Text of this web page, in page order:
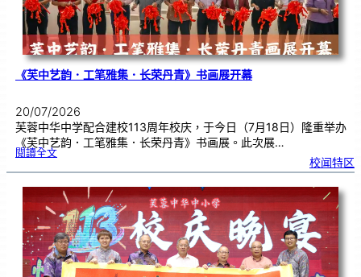
《芙中艺韵．工笔雅集．长荣丹青》书画展开幕
20/07/2026
芙蓉中华中学配合建校113周年校庆，于今日（7月18日）隆重举办
《芙中艺韵．工笔雅集．长荣丹青》书画展。此次展…
閱讀全文:《
艺
．
工
笔
雅
．
长
荣
丹
青
》
书
画
展
开
幕
校闻特区